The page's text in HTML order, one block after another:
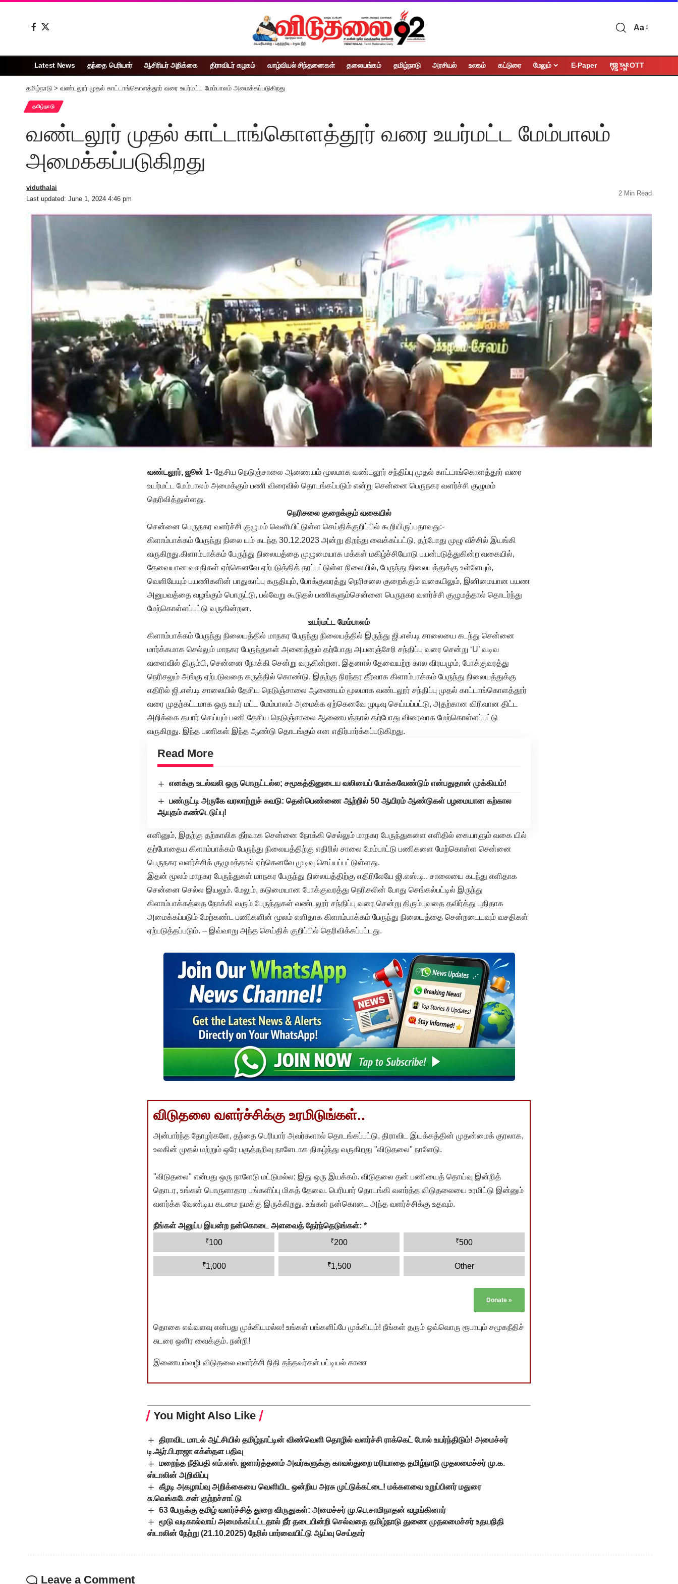
Aa
Latest News தந்தை பெரியார் ஆசிரியர் அறிக்கை திராவிடர் கழகம் வாழ்வியல் சிந்தனைகள் தலையங்கம் தமிழ்நாடு அரசியல் உலகம் கட்டுரை மேலும் E-Paper OTT
தமிழ்நாடு > வண்டலூர் முதல் காட்டாங்கொளத்தூர் வரை உயர்மட்ட மேம்பாலம் அமைக்கப்படுகிறது
தமிழ்நாடு
வண்டலூர் முதல் காட்டாங்கொளத்தூர் வரை உயர்மட்ட மேம்பாலம்
அமைக்கப்படுகிறது
Last updated: June 1, 2024 4:46 pm
viduthalai
2 Min Read
வண்டலூர், ஜூன் 1- தேசிய நெடுஞ்சாலை ஆணையம் மூலமாக வண்டலூர் சந்திப்பு முதல் காட்டாங்கொளத்தூர் வரை
உயர்மட்ட மேம்பாலம் அமைக்கும் பணி விரைவில் தொடங்கப்படும் என்று சென்னை பெருநகர வளர்ச்சி குழுமம்
தெரிவித்துள்ளது.
நெரிசலை குறைக்கும் வகையில்
சென்னை பெருநகர வளர்ச்சி குழுமம் வெளியிட்டுள்ள செய்திக்குறிப்பில் கூறியிருப்பதாவது:-
கிளாம்பாக்கம் பேருந்து நிலை யம் கடந்த 30.12.2023 அன்று திறந்து வைக்கப்பட்டு, தற்போது முழு வீச்சில் இயங்கி
வருகிறது.கிளாம்பாக்கம் பேருந்து நிலையத்தை முழுமையாக மக்கள் மகிழ்ச்சியோடு பயன்படுத்துகின்ற வகையில்,
தேவையான வசதிகள் ஏற்கெனவே ஏற்படுத்தித் தரப்பட்டுள்ள நிலையில், பேருந்து நிலையத்துக்கு உள்ளேயும்,
வெளியேயும் பயணிகளின் பாதுகாப்பு கருதியும், போக்குவரத்து நெரிசலை குறைக்கும் வகையிலும், இனிமையான பயண
அனுபவத்தை வழங்கும் பொருட்டு, பல்வேறு கூடுதல் பணிகளும்சென்னை பெருநகர வளர்ச்சி குழுமத்தால் தொடர்ந்து
மேற்கொள்ளப்பட்டு வருகின்றன.
உயர்மட்ட மேம்பாலம்
கிளாம்பாக்கம் பேருந்து நிலையத்தில் மாநகர பேருந்து நிலையத்தில் இருந்து ஜி.எஸ்.டி சாலையை கடந்து சென்னை
மார்க்கமாக செல்லும் மாநகர பேருந்துகள் அனைத்தும் தற்போது அயனஞ்சேரி சந்திப்பு வரை சென்று ‘U’ வடிவ
வளைவில் திரும்பி, சென்னை நோக்கி சென்று வருகின்றன. இதனால் தேவையற்ற கால விரயமும், போக்குவரத்து
நெரிசலும் அங்கு ஏற்படுவதை கருத்தில் கொண்டு, இதற்கு நிரந்தர தீர்வாக கிளாம்பாக்கம் பேருந்து நிலையத்துக்கு
எதிரில் ஜி.எஸ்.டி சாலையில் தேசிய நெடுஞ்சாலை ஆணையம் மூலமாக வண்டலூர் சந்திப்பு முதல் காட்டாங்கொளத்தூர்
வரை முதற்கட்டமாக ஒரு உயர் மட்ட மேம்பாலம் அமைக்க ஏற்கெனவே முடிவு செய்யப்பட்டு, அதற்கான விரிவான திட்ட
அறிக்கை தயார் செய்யும் பணி தேசிய நெடுஞ்சாலை ஆணையத்தால் தற்போது விரைவாக மேற்கொள்ளப்பட்டு
வருகிறது. இந்த பணிகள் இந்த ஆண்டு தொடங்கும் என எதிர்பார்க்கப்படுகிறது.
Read More
எனக்கு உடல்வலி ஒரு பொருட்டல்ல; சமூகத்தினுடைய வலியைப் போக்கவேண்டும் என்பதுதான் முக்கியம்!
பண்ருட்டி அருகே வரலாற்றுச் சுவடு: தென்பெண்ணை ஆற்றில் 50 ஆயிரம் ஆண்டுகள் பழமையான கற்கால
ஆயுதம் கண்டெடுப்பு!
எனினும், இதற்கு தற்காலிக தீர்வாக சென்னை நோக்கி செல்லும் மாநகர பேருந்துகளை எளிதில் கையாளும் வகை யில்
தற்போதைய கிளாம்பாக்கம் பேருந்து நிலையத்திற்கு எதிரில் சாலை மேம்பாட்டு பணிகளை மேற்கொள்ள சென்னை
பெருநகர வளர்ச்சிக் குழுமத்தால் ஏற்கெனவே முடிவு செய்யப்பட்டுள்ளது.
இதன் மூலம் மாநகர பேருந்துகள் மாநகர பேருந்து நிலையத்திற்கு எதிரிலேயே ஜி.எஸ்.டி.. சாலையை கடந்து எளிதாக
சென்னை செல்ல இயலும். மேலும், கடுமையான போக்குவரத்து நெரிசலின் போது செங்கல்பட்டில் இருந்து
கிளாம்பாக்கத்தை நோக்கி வரும் பேருந்துகள் வண்டலூர் சந்திப்பு வரை சென்று திரும்புவதை தவிர்த்து புதிதாக
அமைக்கப்படும் மேற்கண்ட பணிகளின் மூலம் எளிதாக கிளாம்பாக்கம் பேருந்து நிலையத்தை சென்றடையவும் வசதிகள்
ஏற்படுத்தப்படும். – இவ்வாறு அந்த செய்திக் குறிப்பில் தெரிவிக்கப்பட்டது.
விடுதலை வளர்ச்சிக்கு உரமிடுங்கள்..
அன்பார்ந்த தோழர்களே, தந்தை பெரியார் அவர்களால் தொடங்கப்பட்டு, திராவிட இயக்கத்தின் முதன்மைக் குரலாக,
உலகின் முதல் மற்றும் ஒரே பகுத்தறிவு நாளேடாக திகழ்ந்து வருகிறது "விடுதலை" நாளேடு.
"விடுதலை" என்பது ஒரு நாளேடு மட்டுமல்ல; இது ஒரு இயக்கம். விடுதலை தன் பணியைத் தொய்வு இன்றித்
தொடர, உங்கள் பொருளாதார பங்களிப்பு மிகத் தேவை. பெரியார் தொடங்கி வளர்த்த விடுதலையை உரமிட்டு இன்னும்
வளர்க்க வேண்டிய கடமை நமக்கு இருக்கிறது. உங்கள் நன்கொடை அந்த வளர்ச்சிக்கு உதவும்.
நீங்கள் அனுப்ப இயன்ற நன்கொடை அளவைத் தேர்ந்தெடுங்கள்: *
₹100 ₹200 ₹500
₹1,000 ₹1,500 Other
Donate »
தொகை எவ்வளவு என்பது முக்கியமல்ல! உங்கள் பங்களிப்பே முக்கியம்! நீங்கள் தரும் ஒவ்வொரு ரூபாயும் சமூகநீதிச்
சுடரை ஒளிர வைக்கும். நன்றி!
இணையம்வழி விடுதலை வளர்ச்சி நிதி தந்தவர்கள் பட்டியல் காண
You Might Also Like
திராவிட மாடல் ஆட்சியில் தமிழ்நாட்டின் விண்வெளி தொழில் வளர்ச்சி ராக்கெட் போல் உயர்ந்திடும்! அமைச்சர்
டி.ஆர்.பி.ராஜா எக்ஸ்தள பதிவு
மறைந்த நீதிபதி எம்.எஸ். ஜனார்த்தனம் அவர்களுக்கு காவல்துறை மரியாதை தமிழ்நாடு முதலமைச்சர் மு.க.
ஸ்டாலின் அறிவிப்பு
கீழடி அகழாய்வு அறிக்கையை வெளியிட ஒன்றிய அரசு முட்டுக்கட்டை! மக்களவை உறுப்பினர் மதுரை
சு.வெங்கடேசன் குற்றச்சாட்டு
63 பேருக்கு தமிழ் வளர்ச்சித் துறை விருதுகள்: அமைச்சர் மு.பெ.சாமிநாதன் வழங்கினார்
மூடு வடிகால்வாய் அமைக்கப்பட்டதால் நீர் தடையின்றி செல்வதை தமிழ்நாடு துணை முதலமைச்சர் உதயநிதி
ஸ்டாலின் நேற்று (21.10.2025) நேரில் பார்வையிட்டு ஆய்வு செய்தார்
Leave a Comment